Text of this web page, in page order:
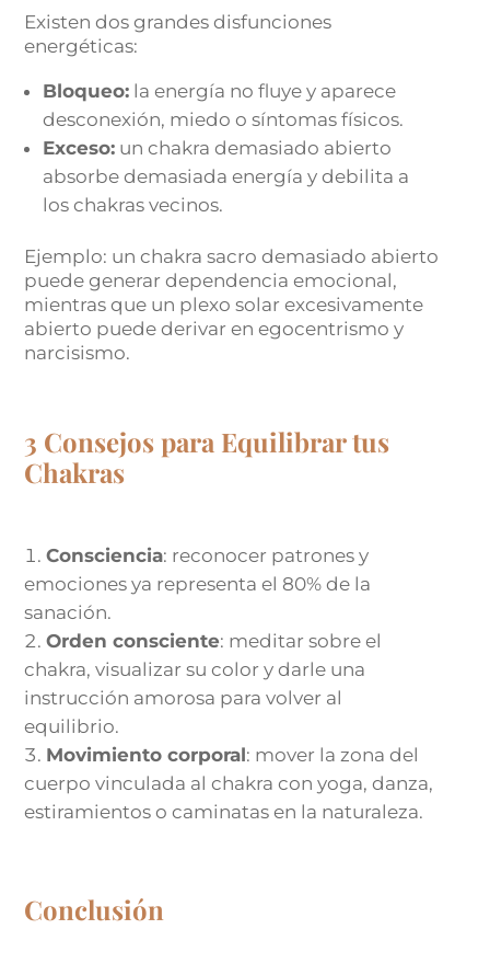
Existen dos grandes disfunciones
energéticas:
Bloqueo: la energía no fluye y aparece
desconexión, miedo o síntomas físicos.
Exceso: un chakra demasiado abierto
absorbe demasiada energía y debilita a
los chakras vecinos.
Ejemplo: un chakra sacro demasiado abierto
puede generar dependencia emocional,
mientras que un plexo solar excesivamente
abierto puede derivar en egocentrismo y
narcisismo.
3 Consejos para Equilibrar tus
Chakras
Consciencia: reconocer patrones y
emociones ya representa el 80% de la
sanación.
Orden consciente: meditar sobre el
chakra, visualizar su color y darle una
instrucción amorosa para volver al
equilibrio.
Movimiento corporal: mover la zona del
cuerpo vinculada al chakra con yoga, danza,
estiramientos o caminatas en la naturaleza.
Conclusión